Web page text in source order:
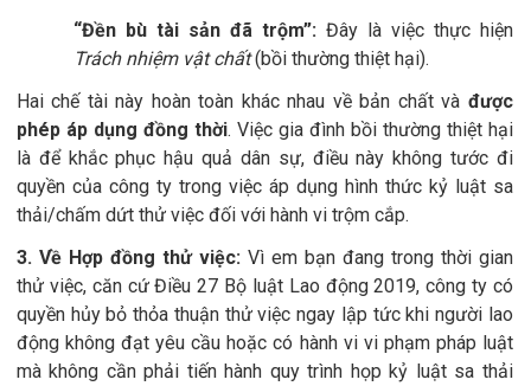
“Đền bù tài sản đã trộm”: Đây là việc thực hiện
Trách nhiệm vật chất(bồi thường thiệt hại).
Hai chế tài này hoàn toàn khác nhau về bản chất và được
phép áp dụng đồng thời. Việc gia đình bồi thường thiệt hại
là để khắc phục hậu quả dân sự, điều này không tước đi
quyền của công ty trong việc áp dụng hình thức kỷ luật sa
thải/chấm dứt thử việc đối với hành vi trộm cắp.
3. Về Hợp đồng thử việc: Vì em bạn đang trong thời gian
thử việc, căn cứ Điều 27 Bộ luật Lao động 2019, công ty có
quyền hủy bỏ thỏa thuận thử việc ngay lập tức khi người lao
động không đạt yêu cầu hoặc có hành vi vi phạm pháp luật
mà không cần phải tiến hành quy trình họp kỷ luật sa thải